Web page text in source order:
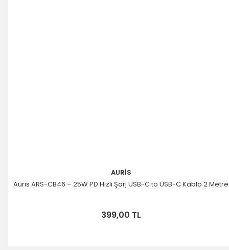
AURİS
Auris ARS-CB46 – 25W PD Hızlı Şarj USB-C to USB-C Kablo 2 Metre
399,00 TL